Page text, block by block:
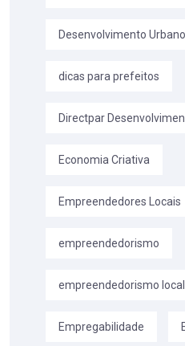
Desenvolvimento Urbano
dicas para prefeitos
Directpar
Economia Criativa
Empreendedores Locais
empreendedorismo
empreendedorismo local
Empregabilidade